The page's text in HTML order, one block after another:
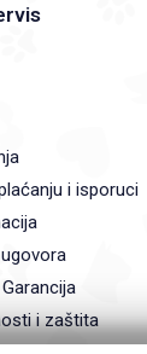
i isporuci
i zaštita